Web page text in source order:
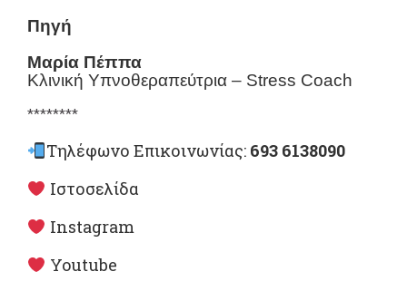
Πηγή
Μαρία Πέππα
Κλινική Υπνοθεραπεύτρια – Stress Coach
********
Τηλέφωνο Επικοινωνίας: 693 6138090
Ιστοσελίδα
Instagram
Youtube